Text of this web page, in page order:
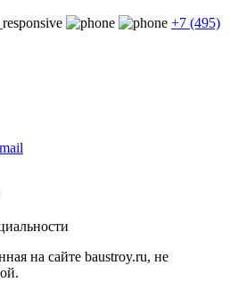
+7 (495)
на сайте baustroy.ru, не